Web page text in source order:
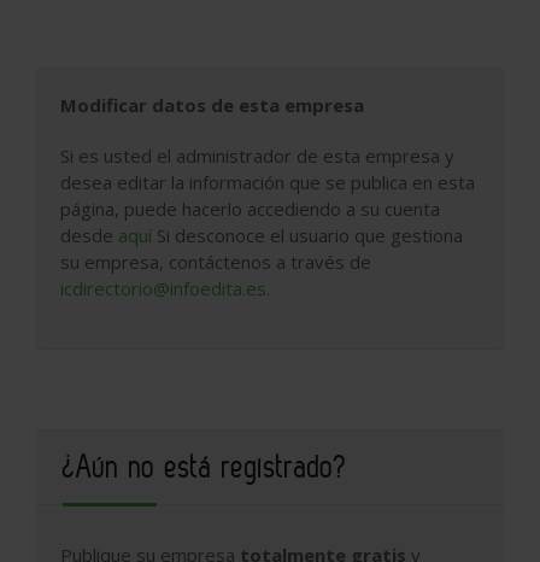
Modificar datos de esta empresa
Si es usted el administrador de esta empresa y
desea editar la información que se publica en esta
página, puede hacerlo accediendo a su cuenta
desde aquí Si desconoce el usuario que gestiona
su empresa, contáctenos a través de
icdirectorio@infoedita.es.
¿Aún no está registrado?
Publique su empresa totalmente gratis y